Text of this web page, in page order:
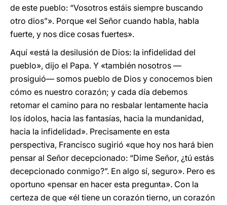
de este pueblo: “Vosotros estáis siempre buscando
otro dios”». Porque «el Señor cuando habla, habla
fuerte, y nos dice cosas fuertes».
Aquí «está la desilusión de Dios: la infidelidad del
pueblo», dijo el Papa. Y «también nosotros —
prosiguió— somos pueblo de Dios y conocemos bien
cómo es nuestro corazón; y cada día debemos
retomar el camino para no resbalar lentamente hacia
los ídolos, hacia las fantasías, hacia la mundanidad,
hacia la infidelidad». Precisamente en esta
perspectiva, Francisco sugirió «que hoy nos hará bien
pensar al Señor decepcionado: “Dime Señor, ¿tú estás
decepcionado conmigo?”. En algo sí, seguro». Pero es
oportuno «pensar en hacer esta pregunta». Con la
certeza de que «él tiene un corazón tierno, un corazón